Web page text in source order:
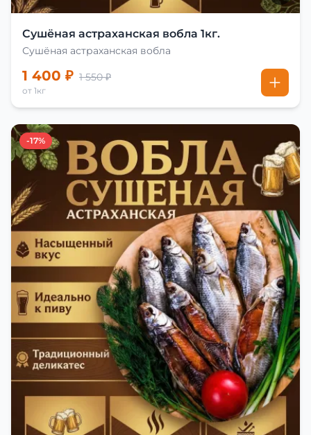
Сушёная астраханская вобла 1кг.
Сушёная астраханская вобла
1 400 ₽ 1 550 ₽
от 1кг
-17%